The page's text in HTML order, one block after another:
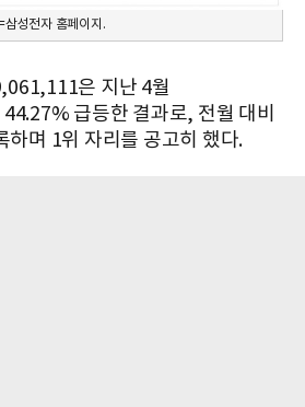
삼성전자 홈페이지.
은 지난 4월
급등한 결과로, 전월 대비
하며 1위 자리를 공고히 했다.